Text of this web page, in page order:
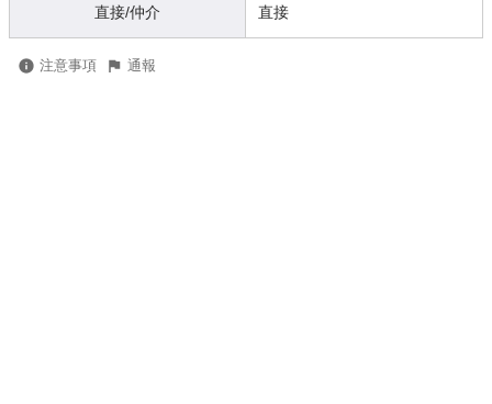
直接/仲介 直接
注意事項 通報